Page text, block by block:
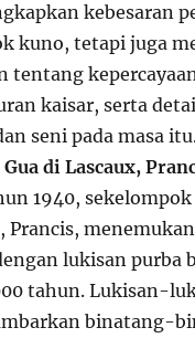
kebesaran
kuno, tetapi juga
tentang
kaisar, serta
seni pada masa
di Lascaux,
1940,
Prancis,
lukisan purba
tahun. Lukisan-
binatang-